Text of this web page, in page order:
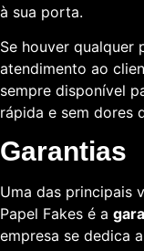
à sua porta.
Se houver qualquer
atendimento ao
sempre disponível
rápida e sem dores
Garantias
Uma das principais
Papel Fakes é a
empresa se dedica